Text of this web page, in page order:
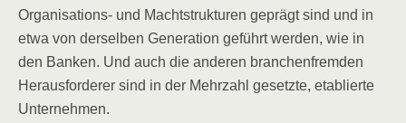
Orga­ni­sa­ti­ons- und Macht­struk­tu­ren geprägt sind und in
etwa von der­sel­ben Gene­ra­ti­on geführt wer­den, wie in
den Ban­ken. Und auch die ande­ren bran­chen­frem­den
Her­aus­for­de­rer sind in der Mehr­zahl gesetz­te, eta­blier­te
Unternehmen.